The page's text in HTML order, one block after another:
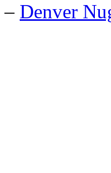
– Denver